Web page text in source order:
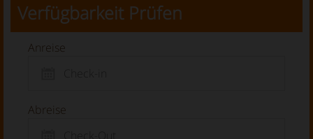
Verfügbarkeit Prüfen
Anreise
Abreise